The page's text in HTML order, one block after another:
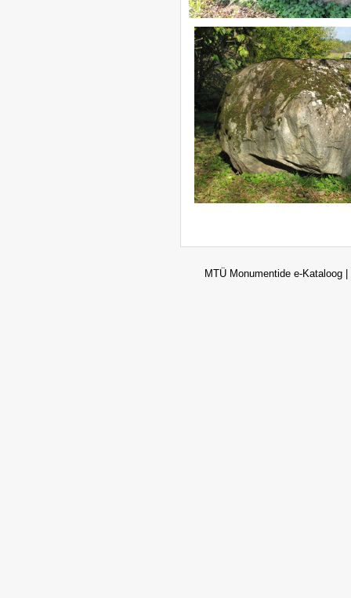
MTÜ Monumentide e-Kataloog